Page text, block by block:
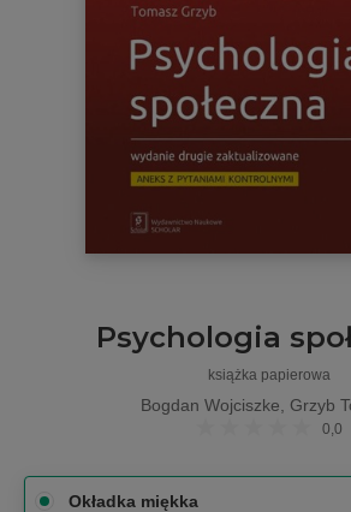
Psychologia
książka papierowa
Bogdan Wojciszke Grzyb
0,0
Okładka miękka